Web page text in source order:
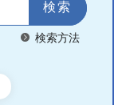
検索方法